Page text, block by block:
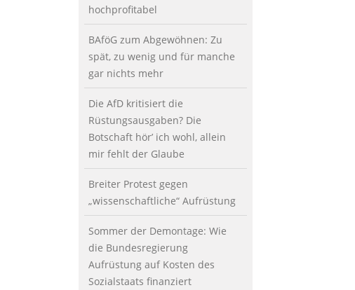
hochprofitabel
BAföG zum Abgewöhnen: Zu
spät, zu wenig und für manche
gar nichts mehr
Die AfD kritisiert die
Rüstungsausgaben? Die
Botschaft hör’ ich wohl, allein
mir fehlt der Glaube
Breiter Protest gegen
„wissenschaftliche“ Aufrüstung
Sommer der Demontage: Wie
die Bundesregierung
Aufrüstung auf Kosten des
Sozialstaats finanziert